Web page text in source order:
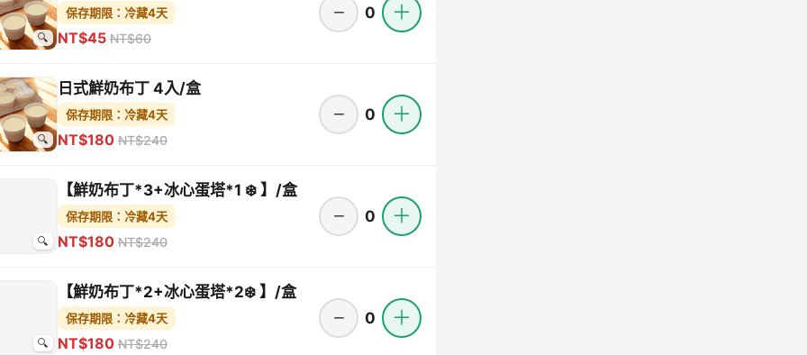
🔍
保存期限：冷藏4天
NT$45 NT$60
− 0 ＋
🔍
日式鮮奶布丁 4入/盒
保存期限：冷藏4天
NT$180 NT$240
− 0 ＋
🔍
【鮮奶布丁*3+冰心蛋塔*1 ❄️ 】/盒
保存期限：冷藏4天
NT$180 NT$240
− 0 ＋
🔍
【鮮奶布丁*2+冰心蛋塔*2❄️ 】/盒
保存期限：冷藏4天
NT$180 NT$240
− 0 ＋